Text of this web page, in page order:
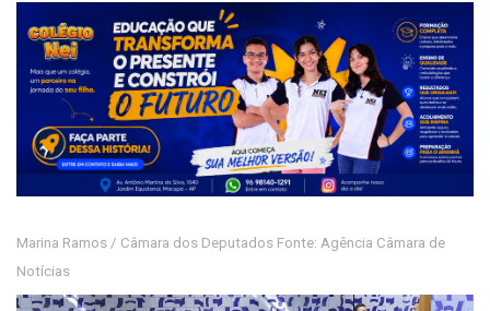
Marina Ramos / Câmara dos Deputados Fonte: Agência Câmara de
Notícias